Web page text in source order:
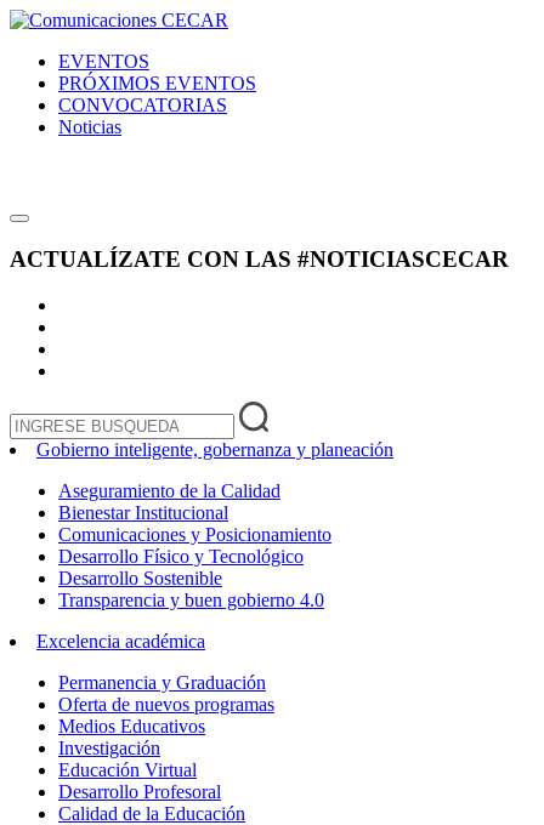
EVENTOS
PRÓXIMOS EVENTOS
CONVOCATORIAS
Noticias
ACTUALÍZATE CON LAS #NOTICIASCECAR
Gobierno inteligente, gobernanza y planeación
Aseguramiento de la Calidad
Bienestar Institucional
Comunicaciones y Posicionamiento
Desarrollo Físico y Tecnológico
Desarrollo Sostenible
Transparencia y buen gobierno 4.0
Excelencia académica
Permanencia y Graduación
Oferta de nuevos programas
Medios Educativos
Investigación
Educación Virtual
Desarrollo Profesoral
Calidad de la Educación